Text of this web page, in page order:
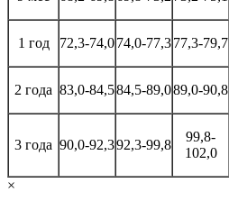
1 год 72,3-74,074,0-77,377,3-79,7
2 года 83,0-84,584,5-89,089,0-90,8
3 года 90,0-92,392,3-99,8
99,8-
102,0
×